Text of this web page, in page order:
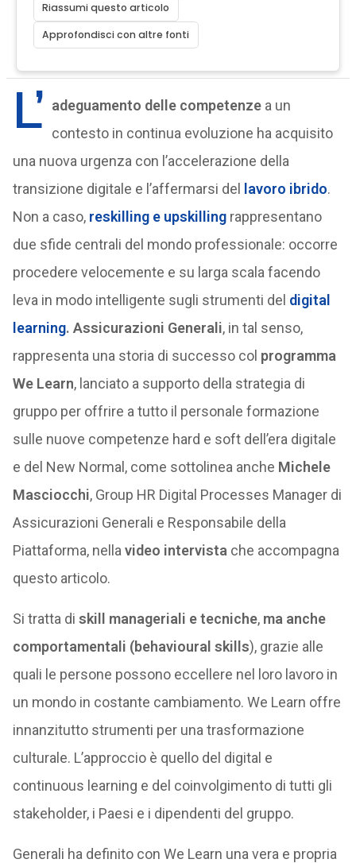
Riassumi questo articolo
Approfondisci con altre fonti
L’ adeguamento delle competenzea un
contesto in continua evoluzione ha acquisito
una nuova urgenza con l’accelerazione della
transizione digitale e l’affermarsi del
lavoro ibrido.
Non a caso, reskilling e upskillingrappresentano
due sfide centrali del mondo professionale: occorre
procedere velocemente e su larga scala facendo
leva in modo intelligente sugli strumenti del digital
learning. Assicurazioni Generali, in tal senso,
rappresenta una storia di successo col programma
We Learn, lanciato a supporto della strategia di
gruppo per offrire a tutto il personale formazione
sulle nuove competenze hard e soft dell’era digitale
e del New Normal, come sottolinea anche Michele
Masciocchi, Group HR Digital Processes Manager di
Assicurazioni Generali e Responsabile della
Piattaforma, nella video intervista che accompagna
questo articolo.
Si tratta di skill manageriali e tecniche,ma anche
comportamentali (behavioural skills), grazie alle
quali le persone possono eccellere nel loro lavoro in
un mondo in costante cambiamento. We Learn offre
innanzitutto strumenti per una trasformazione
culturale. L’approccio è quello del digital e
continuous learning e del coinvolgimento di tutti gli
stakeholder, i Paesi e i dipendenti del gruppo.
Generali ha definito con We Learn una vera e propria